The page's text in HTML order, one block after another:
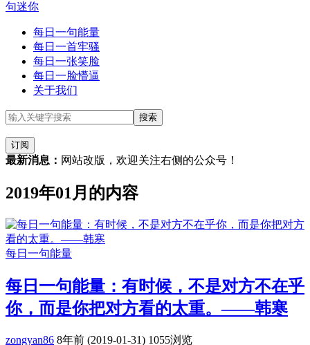
句迷你
每日一句能量
每日一首牢骚
每日一张笑脸
每日一脸懵逼
关于我们
订阅
最新消息： 网站改版，欢迎关注右侧的公众号！
2019年01月的内容
每日一句能量
每日一句能量：有时候，不是对方不在乎
你，而是你把对方看的太重。——韩寒
zongyan86 8年前 (2019-01-31) 1055浏览